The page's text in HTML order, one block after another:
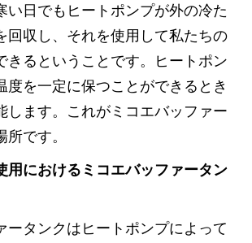
い日でもヒートポンプが外の冷た
回収し、それを使用して私たちの
きるということです。ヒートポン
度を一定に保つことができるとき
します。これがミコエバッファー
です。
用におけるミコエバッファータン
ータンクはヒートポンプによって